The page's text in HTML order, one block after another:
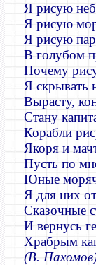
Я рисую
Я рисую
Я рисую
В голубом
Почему
Я скрывать
Вырасту,
Стану
Корабли
Якоря и
Пусть по
Юные
Я для них
Сказочные
И вернусь
Храбрым
(В.